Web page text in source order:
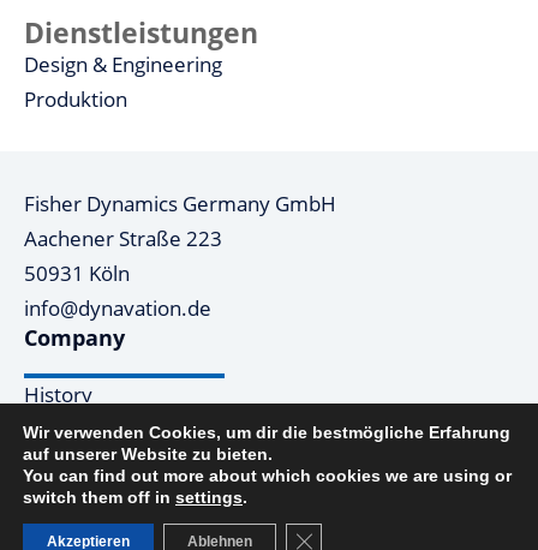
Dienstleistungen
Design & Engineering
Produktion
Fisher Dynamics Germany GmbH
Aachener Straße 223
50931 Köln
info@dynavation.de
Company
History
Global Footprint
Imprint
Privacy Policy
Products
Wir verwenden Cookies, um dir die bestmögliche Erfahrung
auf unserer Website zu bieten.
You can find out more about which cookies we are using or
switch them off in settings.
Akzeptieren Ablehnen GDPR Cookie-Banner